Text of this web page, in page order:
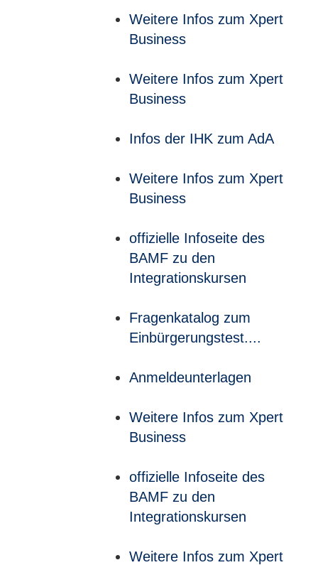
Weitere Infos zum Xpert
Business
Weitere Infos zum Xpert
Business
Infos der IHK zum AdA
Weitere Infos zum Xpert
Business
offizielle Infoseite des
BAMF zu den
Integrationskursen
Fragenkatalog zum
Einbürgerungstest....
Anmeldeunterlagen
Weitere Infos zum Xpert
Business
offizielle Infoseite des
BAMF zu den
Integrationskursen
Weitere Infos zum Xpert